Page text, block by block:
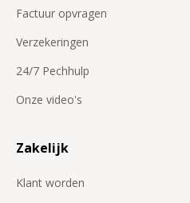
Factuur opvragen
Verzekeringen
24/7 Pechhulp
Onze video's
Zakelijk
Klant worden